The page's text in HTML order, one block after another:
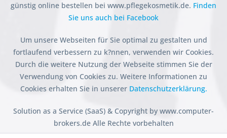
günstig online bestellen bei www.pflegekosmetik.de. Finden
Sie uns auch bei Facebook
Um unsere Webseiten für Sie optimal zu gestalten und
fortlaufend verbessern zu k?nnen, verwenden wir Cookies.
Durch die weitere Nutzung der Webseite stimmen Sie der
Verwendung von Cookies zu. Weitere Informationen zu
Cookies erhalten Sie in unserer Datenschutzerklärung.
Solution as a Service (SaaS) & Copyright by www.computer-
brokers.de Alle Rechte vorbehalten